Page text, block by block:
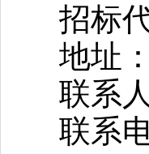
招标
地址：
联系
联系